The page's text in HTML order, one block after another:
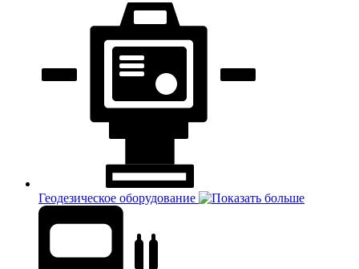
Геодезическое оборудование